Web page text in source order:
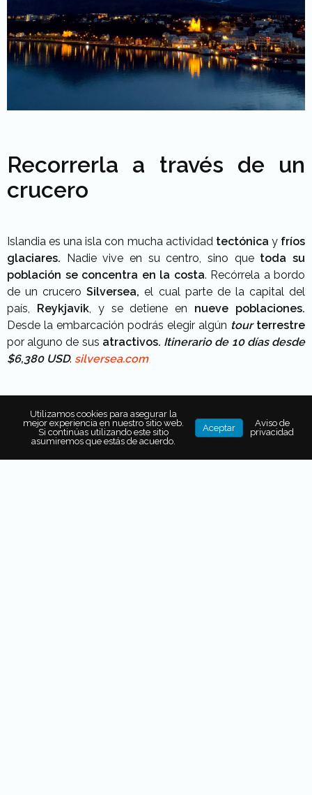
Recorrerla a través de un
crucero
Islandia es una isla con mucha actividad tectónica y fríos
glaciares. Nadie vive en su centro, sino que toda su
población se concentra en la costa. Recórrela a bordo
de un cruceroSilversea, el cual parte de la capital del
país,
Reykjavik, y se detiene en nueve poblaciones.
Desde la embarcación podrás elegir algún tourterrestre
por alguno de sus atractivos. Itinerario de 10 días desde
$6,380 USD. silversea.com
Utilizamos cookies para asegurar la
mejor experiencia en nuestro sitio web.
Si continúas utilizando este sitio
asumiremos que estás de acuerdo.
Aceptar
Aviso de
privacidad